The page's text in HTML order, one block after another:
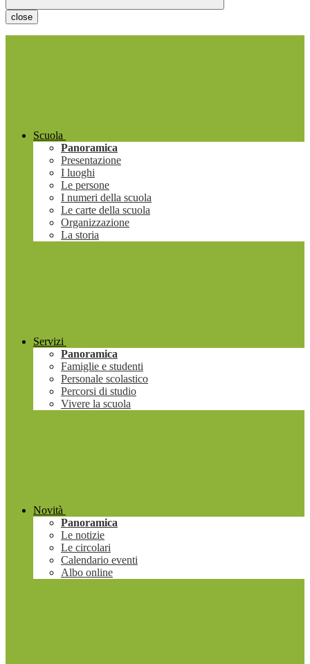
close
Scuola
Panoramica
Presentazione
I luoghi
Le persone
I numeri della scuola
Le carte della scuola
Organizzazione
La storia
Servizi
Panoramica
Famiglie e studenti
Personale scolastico
Percorsi di studio
Vivere la scuola
Novità
Panoramica
Le notizie
Le circolari
Calendario eventi
Albo online